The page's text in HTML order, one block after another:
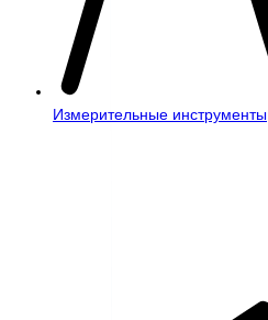
Измерительные инструменты